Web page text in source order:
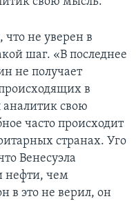
не уверен в
шаг. «В последнее
не получает
в
аналитик свою
часто происходит
странах. Уго
Венесуэла
нефти, чем
в это не верил, он